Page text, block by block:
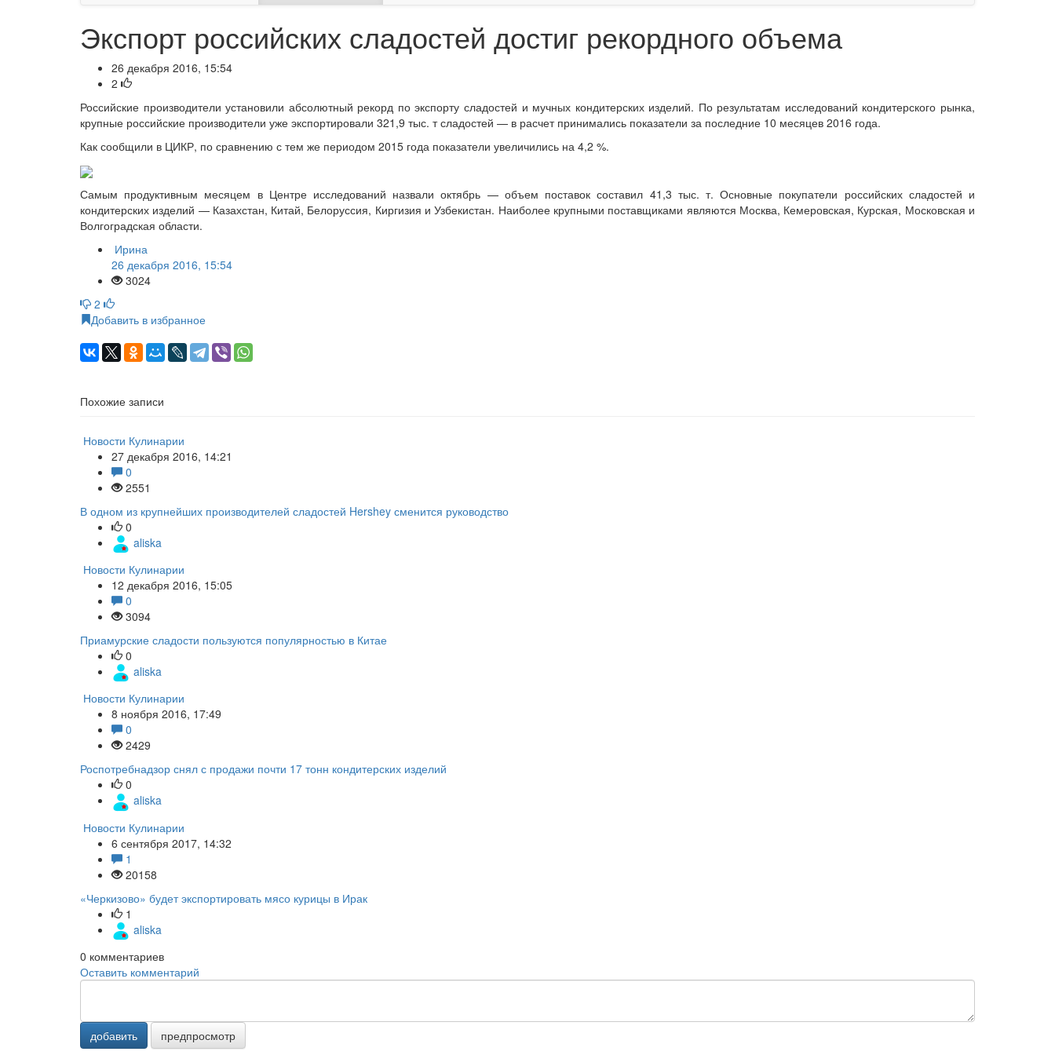
Экспорт российских сладостей достиг рекордного объема
26 декабря 2016, 15:54
2
Российские производители установили абсолютный рекорд по экспорту сладостей и мучных кондитерских изделий. По результатам исследований кондитерского рынка,
крупные российские производители уже экспортировали 321,9 тыс. т сладостей — в расчет принимались показатели за последние 10 месяцев 2016 года.
Как сообщили в ЦИКР, по сравнению с тем же периодом 2015 года показатели увеличились на 4,2 %.
Самым продуктивным месяцем в Центре исследований назвали октябрь — объем поставок составил 41,3 тыс. т. Основные покупатели российских сладостей и
кондитерских изделий — Казахстан, Китай, Белоруссия, Киргизия и Узбекистан. Наиболее крупными поставщиками являются Москва, Кемеровская, Курская, Московская и
Волгоградская области.
Ирина
26 декабря 2016, 15:54
3024
2
Добавить в избранное
Похожие записи
Новости Кулинарии
27 декабря 2016, 14:21
0
2551
В одном из крупнейших производителей сладостей Hershey сменится руководство
0
aliska
Новости Кулинарии
12 декабря 2016, 15:05
0
3094
Приамурские сладости пользуются популярностью в Китае
0
aliska
Новости Кулинарии
8 ноября 2016, 17:49
0
2429
Роспотребнадзор снял с продажи почти 17 тонн кондитерских изделий
0
aliska
Новости Кулинарии
6 сентября 2017, 14:32
1
20158
«Черкизово» будет экспортировать мясо курицы в Ирак
1
aliska
0 комментариев
Оставить комментарий
добавить предпросмотр